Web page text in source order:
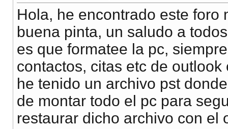
Hola, he encontrado este foro
buena pinta, un saludo a
es que formatee la pc,
contactos, citas etc de
he tenido un archivo pst
de montar todo el pc para
restaurar dicho archivo con el